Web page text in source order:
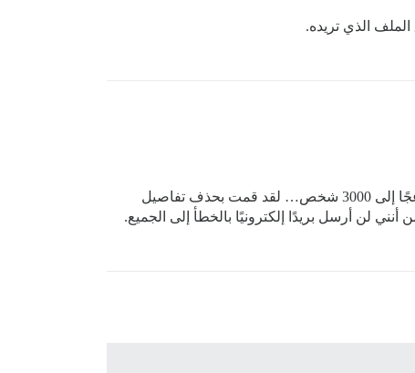
الذي تريده.
آخر سؤال وسأترككما وشأنكما: كيف أقوم بتعطيل رسائل البريد الإلكتروني في المنتدى الوجهة؟ لا أريد أن أرسل بريدًا مزعجًا إلى 3000 شخص… لقد قمت بحذف تفاصيل